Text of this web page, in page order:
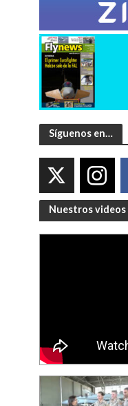
Síguenos en…
Nuestros videos